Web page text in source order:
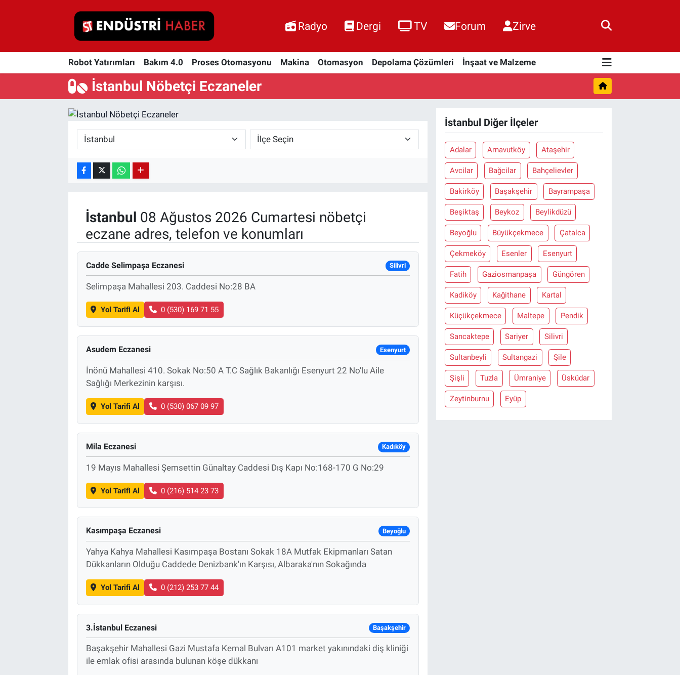
Radyo Dergi TV Forum Zirve
Robot Yatırımları Bakım 4.0 Proses Otomasyonu Makina Otomasyon Depolama Çözümleri İnşaat ve Malzeme
İstanbul Nöbetçi Eczaneler
İstanbul 08 Ağustos 2026 Cumartesi nöbetçi
eczane adres, telefon ve konumları
Cadde Selimpaşa Eczanesi Silivri
Selimpaşa Mahallesi 203. Caddesi No:28 BA
Yol Tarifi Al 0 (530) 169 71 55
Asudem Eczanesi Esenyurt
İnönü Mahallesi 410. Sokak No:50 A T.C Sağlık Bakanlığı Esenyurt 22 No'lu Aile
Sağlığı Merkezinin karşısı.
Yol Tarifi Al 0 (530) 067 09 97
Mila Eczanesi Kadıköy
19 Mayıs Mahallesi Şemsettin Günaltay Caddesi Dış Kapı No:168-170 G No:29
Yol Tarifi Al 0 (216) 514 23 73
Kasımpaşa Eczanesi Beyoğlu
Yahya Kahya Mahallesi Kasımpaşa Bostanı Sokak 18A Mutfak Ekipmanları Satan
Dükkanların Olduğu Caddede Denizbank'ın Karşısı, Albaraka'nın Sokağında
Yol Tarifi Al 0 (212) 253 77 44
3.İstanbul Eczanesi Başakşehir
Başakşehir Mahallesi Gazi Mustafa Kemal Bulvarı A101 market yakınındaki diş kliniği
ile emlak ofisi arasında bulunan köşe dükkanı
İstanbul Diğer İlçeler
Adalar Arnavutköy Ataşehir
Avcilar Bağcilar Bahçelievler
Bakirköy Başakşehir Bayrampaşa
Beşiktaş Beykoz Beylikdüzü
Beyoğlu Büyükçekmece Çatalca
Çekmeköy Esenler Esenyurt
Fatih Gaziosmanpaşa Güngören
Kadiköy Kağithane Kartal
Küçükçekmece Maltepe Pendik
Sancaktepe Sariyer Silivri
Sultanbeyli Sultangazi Şile
Şişli Tuzla Ümraniye Üsküdar
Zeytinburnu Eyüp
Robot Yatırımları
Proses Otomasyonu
Depolama Çözümleri
Enerjisini Üreten Fabrikalar
Ağır Sanayi Çözümleri